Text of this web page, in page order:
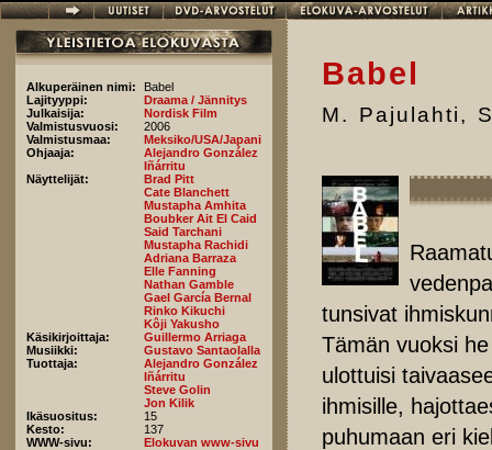
Alkuperäinen nimi:
Babel
Lajityyppi:
Draama / Jännitys
Julkaisija:
Nordisk Film
Valmistusvuosi:
2006
Valmistusmaa:
Meksiko/USA/Japani
Ohjaaja:
Alejandro González
Iñárritu
Näyttelijät:
Brad Pitt
Cate Blanchett
Mustapha Amhita
Boubker Ait El Caid
Said Tarchani
Mustapha Rachidi
Adriana Barraza
Elle Fanning
Nathan Gamble
Gael García Bernal
Rinko Kikuchi
Kôji Yakusho
Käsikirjoittaja:
Guillermo Arriaga
Musiikki:
Gustavo Santaolalla
Tuottaja:
Alejandro González
Iñárritu
Steve Golin
Jon Kilik
Ikäsuositus:
15
Kesto:
137
WWW-sivu:
Elokuvan www-sivu
Babel
M. Pajulahti,
tunsivat
Tämän vuoksi
ulottuisi
ihmisille,
puhumaan eri